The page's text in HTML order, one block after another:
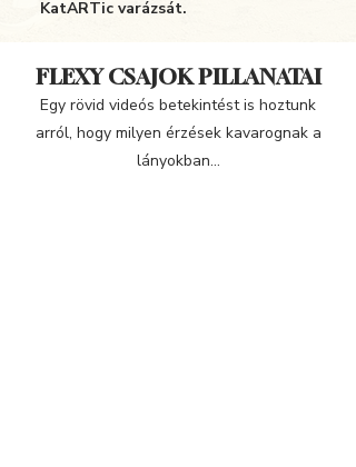
KatARTic varázsát.
FLEXY CSAJOK PILLANATAI
Egy rövid videós betekintést is hoztunk
arról, hogy milyen érzések kavarognak a
lányokban...